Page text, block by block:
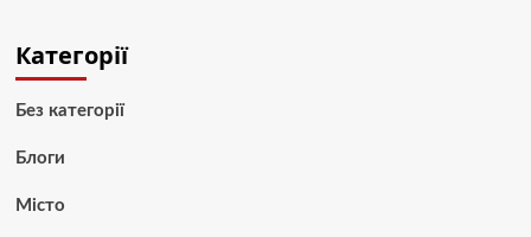
Категорії
Без категорії
Блоги
Місто